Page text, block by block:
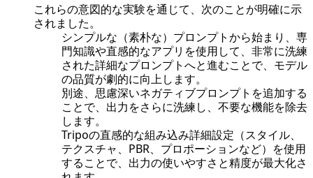
これらの意図的な実験を通じて、次のことが明確に示
されました。
シンプルな（素朴な）プロンプトから始まり、専
門知識や直感的なアプリを使用して、非常に洗練
された詳細なプロンプトへと進むことで、モデル
の品質が劇的に向上します。
別途、思慮深いネガティブプロンプトを追加する
ことで、出力をさらに洗練し、不要な機能を除去
します。
Tripoの直感的な組み込み詳細設定（スタイル、
テクスチャ、PBR、プロポーションなど）を使用
することで、出力の使いやすさと精度が最大化さ